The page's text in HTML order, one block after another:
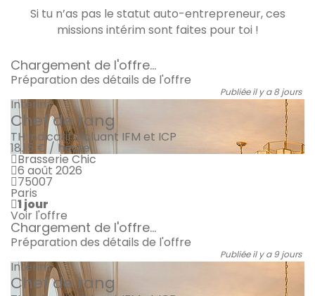
Si tu n’as pas le statut auto-entrepreneur, ces
missions intérim sont faites pour toi !
Chargement de l'offre...
Préparation des détails de l'offre
Publiée il y a 8 jours
Intérim
Chef de rang
TH indicatif incluant IFM et ICP
18.15 € / heure
Brasserie Chic
6 août 2026
75007
Paris
1 jour
Voir l'offre
Chargement de l'offre...
Préparation des détails de l'offre
Publiée il y a 9 jours
Intérim
Chef de rang